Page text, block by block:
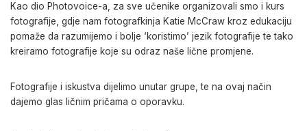
Kao dio Photovoice-a, za sve učenike organizovali smo i kurs
fotografije, gdje nam fotografkinja Katie McCraw kroz edukaciju
pomaže da razumijemo i bolje ‘koristimo’ jezik fotografije te tako
kreiramo fotografije koje su odraz naše lične promjene.
Fotografije i iskustva dijelimo unutar grupe, te na ovaj način
dajemo glas ličnim pričama o oporavku.